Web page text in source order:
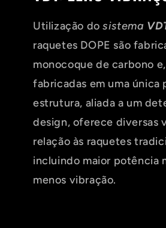
Utilização dosistema
raquetes DOPE são
monocoque de carbono
fabricadas em uma única
estrutura, aliada a um
design, oferece diversas
relação às raquetes
incluindo maior potência
menos vibração.